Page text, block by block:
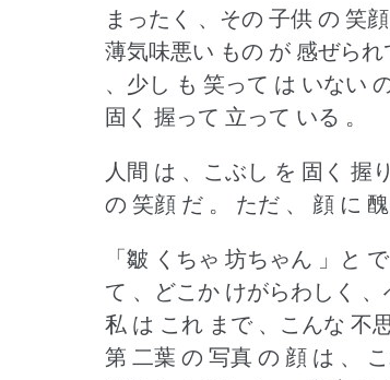
まったく 、その 子供 の 笑
薄気味悪い もの が 感ぜられ
、少し も 笑って は いない の
固く 握って 立って いる 。
人間 は 、こぶし を 固く 握
の 笑顔 だ 。
ただ 、 顔 に
「皺 くちゃ 坊ちゃん 」と
て 、どこか けがらわしく
私 は これ まで 、こんな 不
第 二葉 の 写真 の 顔 は 、